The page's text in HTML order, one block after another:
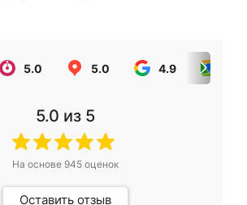
5.0 5.0 4.9
5.0 из 5
На основе 945оценок
Оставить отзыв